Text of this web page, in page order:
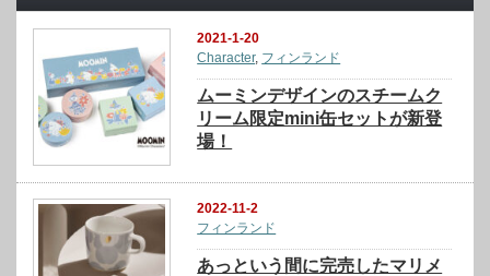
2021-1-20
Character, フィンランド
ムーミンデザインのスチームク
リーム限定mini缶セットが新登
場！
2022-11-2
フィンランド
あっという間に完売したマリメ